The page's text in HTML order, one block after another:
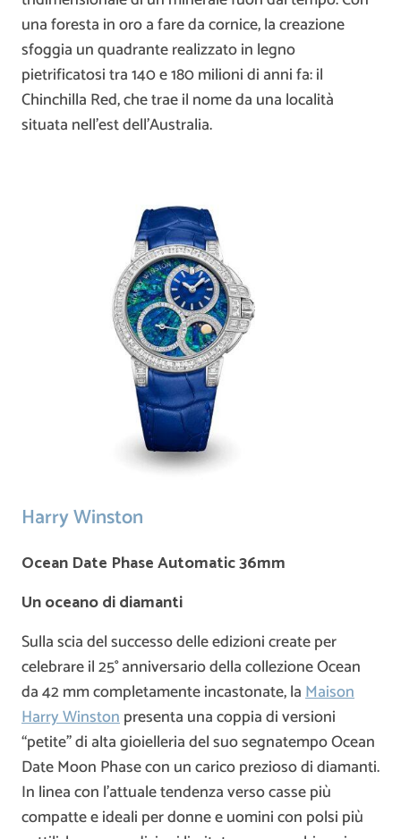
una foresta in oro a fare da cornice, la creazione
sfoggia un quadrante realizzato in legno
pietrificatosi tra 140 e 180 milioni di anni fa: il
Chinchilla Red, che trae il nome da una località
situata nell’est dell’Australia.
Harry Winston
Ocean Date Phase Automatic 36mm
Un oceano di diamanti
Sulla scia del successo delle edizioni create per
celebrare il 25° anniversario della collezione Ocean
da 42 mm completamente incastonate, laMaison
Harry Winstonpresenta una coppia di versioni
“petite” di alta gioielleria del suo segnatempo Ocean
Date Moon Phase con un carico prezioso di diamanti.
In linea con l’attuale tendenza verso casse più
compatte e ideali per donne e uomini con polsi più